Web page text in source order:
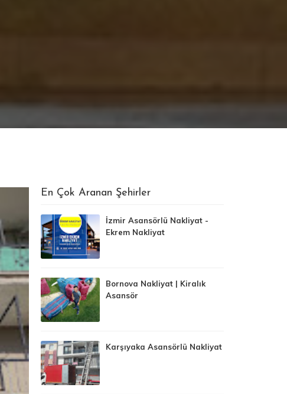
En Çok Aranan Şehirler
İzmir Asansörlü Nakliyat -
Ekrem Nakliyat
Bornova Nakliyat | Kiralık
Asansör
Karşıyaka Asansörlü Nakliyat